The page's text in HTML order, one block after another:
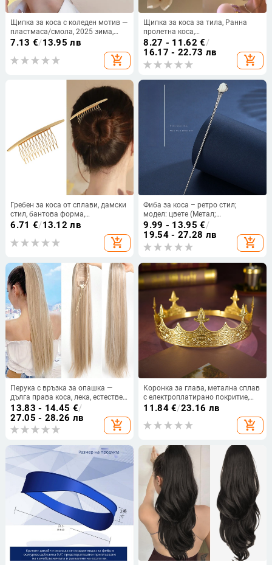
Щипка за коса с коледен мотив —
пластмаса/смола, 2025 зима,
коледен стил, аксесоар за коса за
7.13 €/13.95 лв
add_shopping_cart
Щипка за коса за тила, Ранна
пролетна коса,
Ултрареалистична щипка с
феерична текстура, Щипка с
акула нокът, Щипка с орхидея за
прическа
8.27 - 11.62 €/
16.17 - 22.73 лв
add_shopping_cart
Гребен за коса от сплави, дамски
стил, бантова форма,
електроплакиран, възможност за
6.71 €/13.12 лв
add_shopping_cart
Фиба за коса – ретро стил;
модел: цвете (Метал;
електропокритие)
9.99 - 13.95 €/
19.54 - 27.28 лв
add_shopping_cart
Перука с връзка за опашка —
дълга права коса, лека, естествен
вид; модел: опашка с връзка;
материал: термоустойчиви
влакна; марка: QUEEN
YANG/PRINCESS YANG; произход:
13.83 - 14.45 €/
27.05 - 28.26 лв
add_shopping_cart
Коронка за глава, метална сплав
с електроплатирано покритие,
форма: корона, кристали
11.84€/23.16 лв
add_shopping_cart